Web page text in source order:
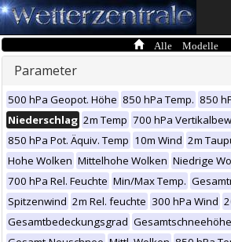
Alle Modelle
Parameter
500 hPa Geopot. Höhe 850 hPa Temp. 850
Niederschlag 2m Temp 700 hPa Vertikalbew
850 hPa Pot. Äquiv. Temp 10m Wind 2m
Hohe Wolken Mittelhohe Wolken Niedrige
700 hPa Rel. Feuchte Min/Max Temp.
Spitzenwind 2m Rel. feuchte 300 hPa Wind
Gesamtbedeckungsgrad Gesamtschneehöhe